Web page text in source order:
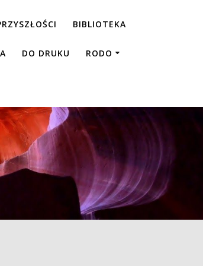
BIBLIOTEKA
DO DRUKU RODO